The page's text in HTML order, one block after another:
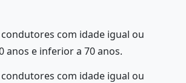
com idade igual ou
anos e inferior a 70 anos.
com idade igual ou